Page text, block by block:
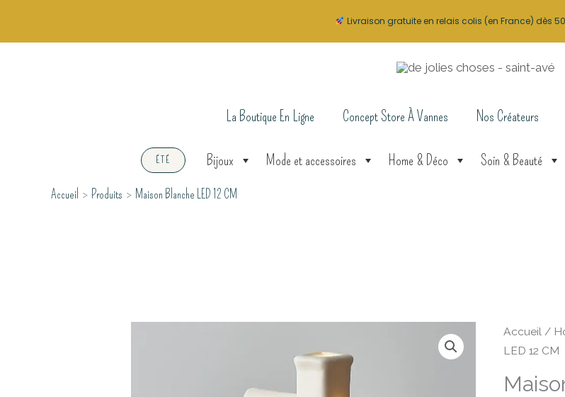
La Boutique En Ligne Concept Store À Vannes Nos Créateurs
ÉTÉ Bijoux Mode et accessoires Home & Déco Soin & Beauté
Accueil Produits Maison Blanche LED 12 CM
Accueil/
LED 12 CM
quantité
de
Blanche
Livraison gratuite en relais colis (en France) dès